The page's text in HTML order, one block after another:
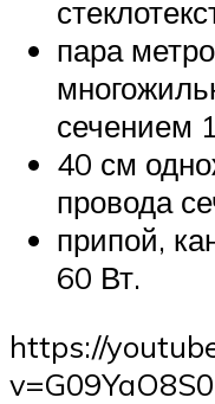
пара
сечением
40 см
провода
припой,
60 Вт.
https://